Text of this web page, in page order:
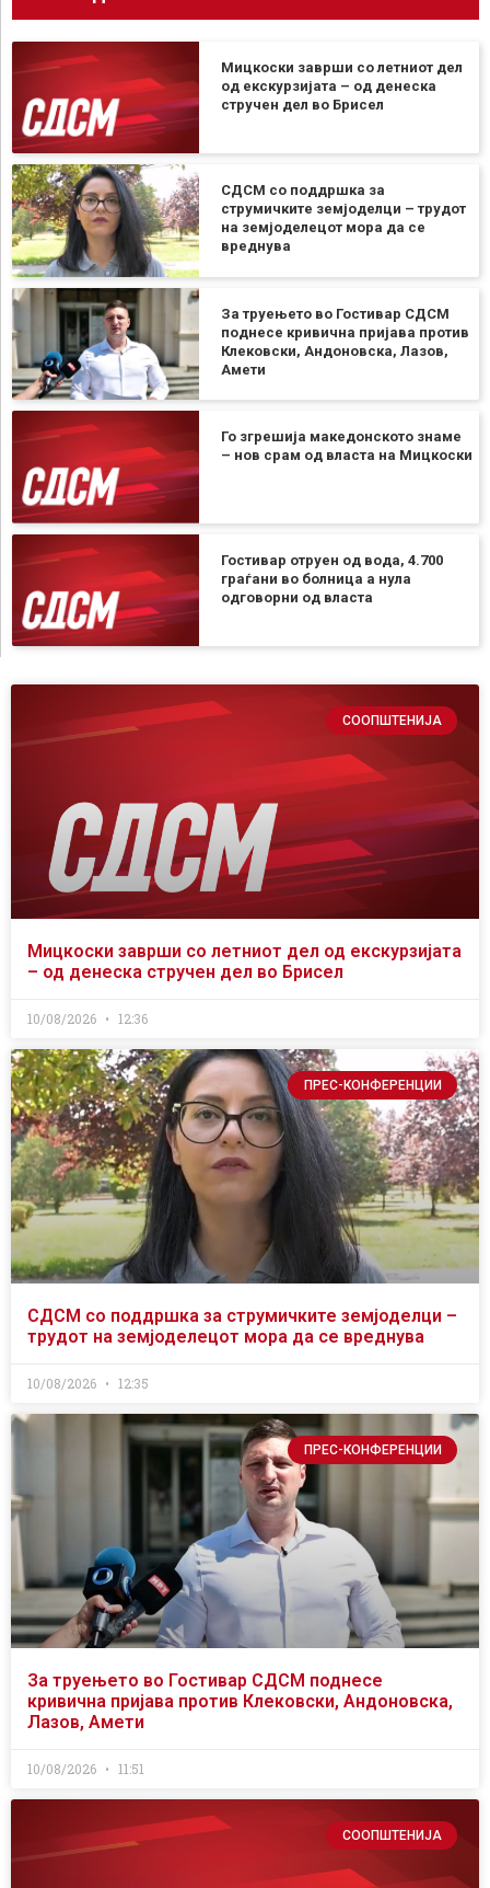
Мицкоски заврши со летниот дел
од екскурзијата – од денеска
стручен дел во Брисел
СДСМ со поддршка за
струмичките земјоделци – трудот
на земјоделецот мора да се
вреднува
За труењето во Гостивар СДСМ
поднесе кривична пријава против
Клековски, Андоновска, Лазов,
Амети
Го згрешија македонското знаме
– нов срам од власта на Мицкоски
Гостивар отруен од вода, 4.700
граѓани во болница а нула
одговорни од власта
СООПШТЕНИЈА
Мицкоски заврши со летниот дел од екскурзијата
– од денеска стручен дел во Брисел
10/08/2026 12:36
ПРЕС-КОНФЕРЕНЦИИ
СДСМ со поддршка за струмичките земјоделци –
трудот на земјоделецот мора да се вреднува
10/08/2026 12:35
ПРЕС-КОНФЕРЕНЦИИ
За труењето во Гостивар СДСМ поднесе
кривична пријава против Клековски, Андоновска,
Лазов, Амети
10/08/2026 11:51
СООПШТЕНИЈА